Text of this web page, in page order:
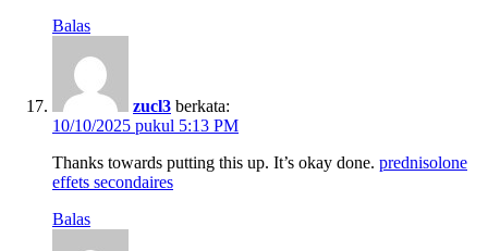
Balas
zucl3 berkata:
10/10/2025 pukul 5:13 PM
Thanks towards putting this up. It’s okay done. prednisolone
effets secondaires
Balas